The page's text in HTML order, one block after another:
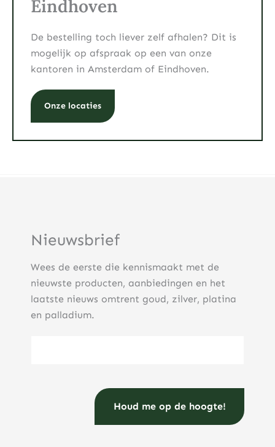
Eindhoven
De bestelling toch liever zelf afhalen? Dit is
mogelijk op afspraak op een van onze
kantoren in Amsterdam of Eindhoven.
Onze locaties
Nieuwsbrief
Wees de eerste die kennismaakt met de
nieuwste producten, aanbiedingen en het
laatste nieuws omtrent goud, zilver, platina
en palladium.